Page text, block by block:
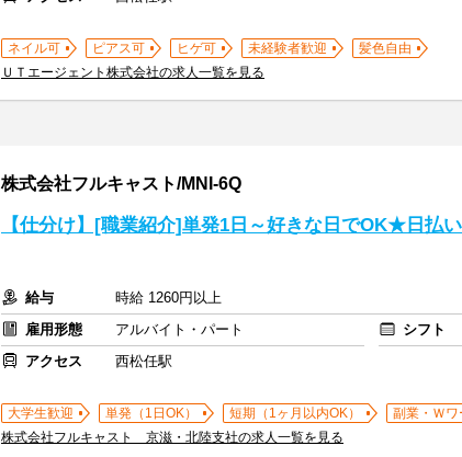
ネイル可 ピアス可 ヒゲ可 未経験者歓迎
髪色自由
ＵＴエージェント株式会社の求人一覧を見る
株式会社フルキャスト/MNI-6Q
【仕分け】[職業紹介]単発1日～好きな日でOK★日払
給与
時給 1260円以上
雇用形態
アルバイト・パート シフト
アクセス
西松任駅
大学生歓迎 単発（1日OK） 短期（1ヶ月以内OK） 副業・Ｗワ
株式会社フルキャスト 京滋・北陸支社の求人一覧を見る